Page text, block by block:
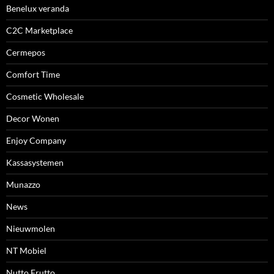
Benelux veranda
C2C Marketplace
Cermepos
Comfort Time
Cosmetic Wholesale
Decor Wonen
Enjoy Company
Kassasystemen
Munazzo
News
Nieuwmolen
NT Mobiel